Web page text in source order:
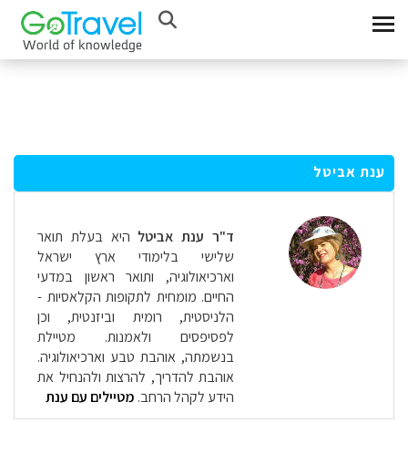
ענת אביטל
ד"ר ענת אביטל היא בעלת תואר
שלישי בלימודי ארץ ישראל
וארכיאולוגיה, ותואר ראשון במדעי
החיים. מומחית לתקופות הקלאסיות -
הלניסטית, רומית וביזנטית, וכן
לפסיפסים ולאמנות. מטיילת
בנשמתה, אוהבת טבע וארכיאולוגיה.
אוהבת להדריך, להרצות ולהנחיל את
הידע לקהל הרחב. מטיילים עם ענת